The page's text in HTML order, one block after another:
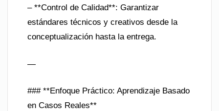
– **Control de Calidad**: Garantizar
estándares técnicos y creativos desde la
conceptualización hasta la entrega.
—
### **Enfoque Práctico: Aprendizaje Basado
en Casos Reales**